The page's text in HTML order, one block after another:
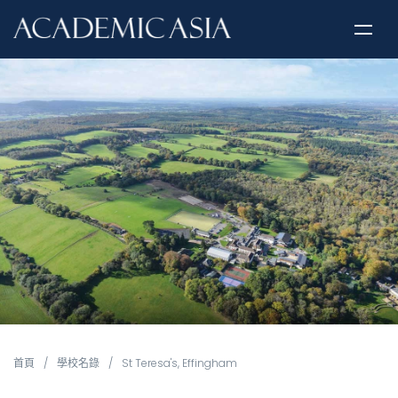
首頁 / 學校名錄 / St Teresa's, Effingham